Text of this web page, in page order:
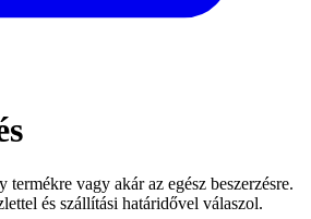
termékre vagy akár az egész beszerzésre.
és szállítási határidővel válaszol.